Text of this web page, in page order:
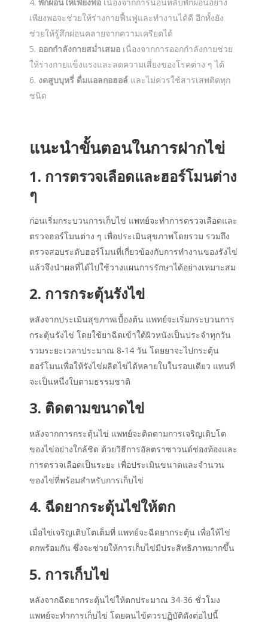
พักผ่อนให้เพียงพอ เนื่องจากการนอนหลับพักผ่อนอย่าง
เพียงพอจะช่วยให้ร่างกายฟื้นฟูและทำงานได้ดี อีกทั้งยัง
ช่วยให้รู้สึกผ่อนคลายจากความเครียดได้
ออกกำลังกายสม่ำเสมอ เนื่องจากการออกกำลังกายช่วย
ให้ร่างกายแข็งแรงและลดความเสี่ยงของโรคต่าง ๆ ได้
งดสูบบุหรี่ ดื่มแอลกอฮอล์ และไม่ควรใช้สารเสพติดทุก
ชนิด
แนะนำขั้นตอนในการฝากไข่
1. การตรวจเลือดและฮอร์โมนต่าง
ๆ
ก่อนเริ่มกระบวนการเก็บไข่ แพทย์จะทำการตรวจเลือดและ
ตรวจฮอร์โมนต่าง ๆ เพื่อประเมินสุขภาพโดยรวม รวมถึง
ตรวจสอบระดับฮอร์โมนที่เกี่ยวข้องกับการทำงานของรังไข่
แล้วจึงนำผลที่ได้ไปใช้วางแผนการรักษาได้อย่างเหมาะสม
2. การกระตุ้นรังไข่
หลังจากประเมินสุขภาพเบื้องต้น แพทย์จะเริ่มกระบวนการ
กระตุ้นรังไข่ โดยใช้ยาฉีดเข้าใต้ผิวหนังเป็นประจำทุกวัน
รวมระยะเวลาประมาณ 8-14 วัน โดยยาจะไปกระตุ้น
ฮอร์โมนเพื่อให้รังไข่ผลิตไข่ได้หลายใบในรอบเดียว แทนที่
จะเป็นหนึ่งใบตามธรรมชาติ
3. ติดตามขนาดไข่
หลังจากการกระตุ้นไข่ แพทย์จะติดตามการเจริญเติบโต
ของไข่อย่างใกล้ชิด ด้วยวิธีการอัลตราซาวนด์ช่องท้องและ
การตรวจเลือดเป็นระยะ เพื่อประเมินขนาดและจำนวน
ของไข่ที่พร้อมสำหรับการเก็บไข่
4. ฉีดยากระตุ้นไข่ให้ตก
เมื่อไข่เจริญเติบโตเต็มที่ แพทย์จะฉีดยากระตุ้น เพื่อให้ไข่
ตกพร้อมกัน ซึ่งจะช่วยให้การเก็บไข่มีประสิทธิภาพมากขึ้น
5. การเก็บไข่
หลังจากฉีดยากระตุ้นไข่ให้ตกประมาณ 34-36 ชั่วโมง
แพทย์จะทำการเก็บไข่ โดยคนไข้ควรปฏิบัติดังต่อไปนี้